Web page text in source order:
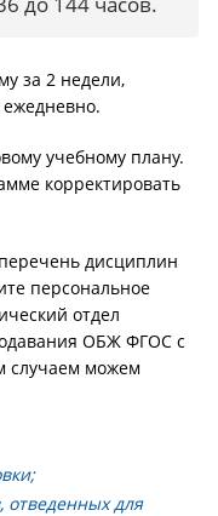
за 2 недели,
ежедневно.
учебному плану.
корректировать
дисциплин
персональное
отдел
ОБЖ ФГОС с
случаем можем
отведенных для